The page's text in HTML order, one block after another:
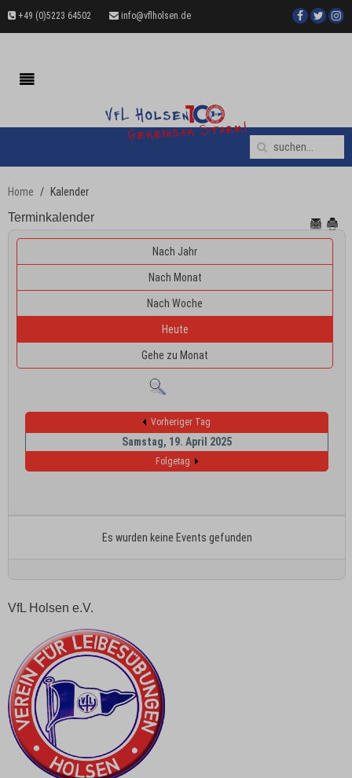
+49 (0)5223 64502 info@vflholsen.de
Home Kalender
Terminkalender
Nach Jahr
Nach Monat
Nach Woche
Heute
Gehe zu Monat
Vorheriger Tag
Samstag, 19. April 2025
Folgetag
Es wurden keine Events gefunden
VfL Holsen e.V.